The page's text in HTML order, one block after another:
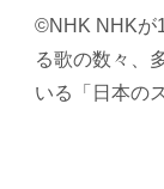
©NHK NHKが
る歌の数々、
いる「日本の